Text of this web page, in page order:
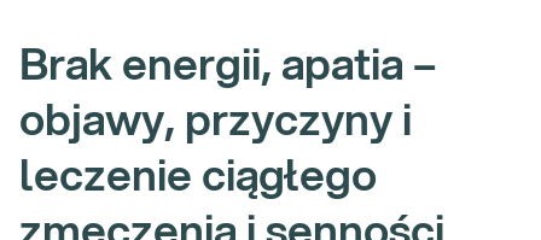
Brak energii, apatia –
objawy, przyczyny i
leczenie ciągłego